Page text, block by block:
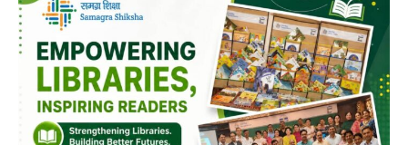
DAILY NEWS BULLETIN